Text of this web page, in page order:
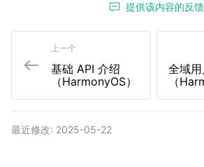
提供该内容的反馈
上一个
基础 API 介绍
（HarmonyOS）
全域
（
最近修改: 2025-05-22